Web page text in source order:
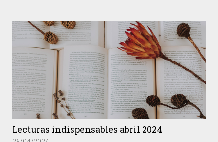
Lecturas indispensables abril 2024